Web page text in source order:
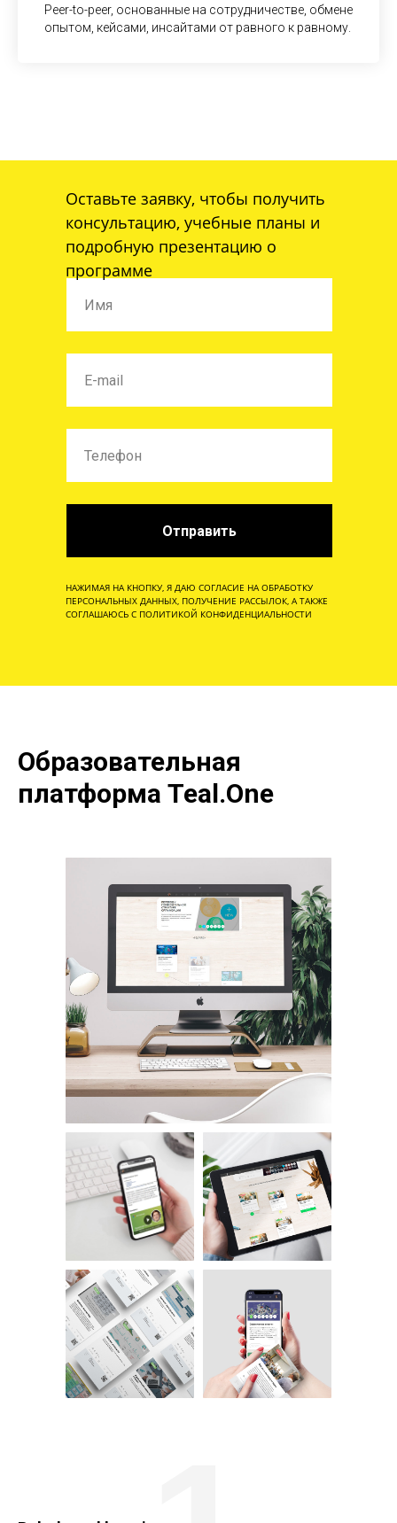
Peer-to-peer, основанные на сотрудничестве, обмене
опытом, кейсами, инсайтами от равного к равному.
Отправить
НАЖИМАЯ НА КНОПКУ, Я ДАЮ СОГЛАСИЕ НА ОБРАБОТКУ
ПЕРСОНАЛЬНЫХ ДАННЫХ, ПОЛУЧЕНИЕ РАССЫЛОК, А ТАКЖЕ
СОГЛАШАЮСЬ С ПОЛИТИКОЙ КОНФИДЕНЦИАЛЬНОСТИ
Оставьте заявку, чтобы получить
консультацию, учебные планы и
подробную презентацию о
программе
Образовательная
платформа Teal.One